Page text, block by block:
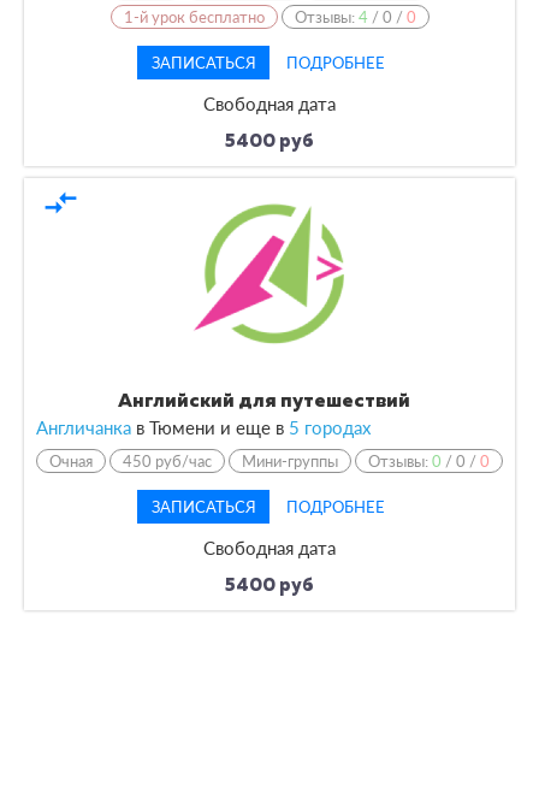
1-й урок бесплатно
Отзывы:4 /0 /0
ЗАПИСАТЬСЯ ПОДРОБНЕЕ
Свободная дата
5400 руб
compare_arrows
Английский для путешествий
Англичанка в Тюмени и еще в 5 городах
Очная 450 руб/час Мини-группы Отзывы:0 /0 /0
ЗАПИСАТЬСЯ ПОДРОБНЕЕ
Свободная дата
5400 руб